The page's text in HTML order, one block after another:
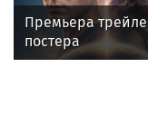
Премьера
постера
фантастического